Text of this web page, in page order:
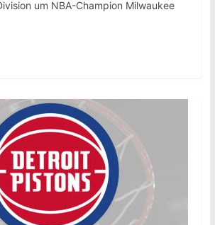
um NBA-Champion Milwaukee